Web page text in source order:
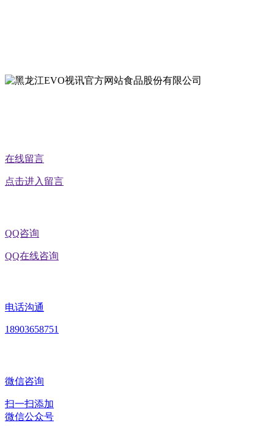
在线留言
点击进入留言
QQ咨询
QQ在线咨询
电话沟通
18903658751
微信咨询
扫一扫添加
微信公众号